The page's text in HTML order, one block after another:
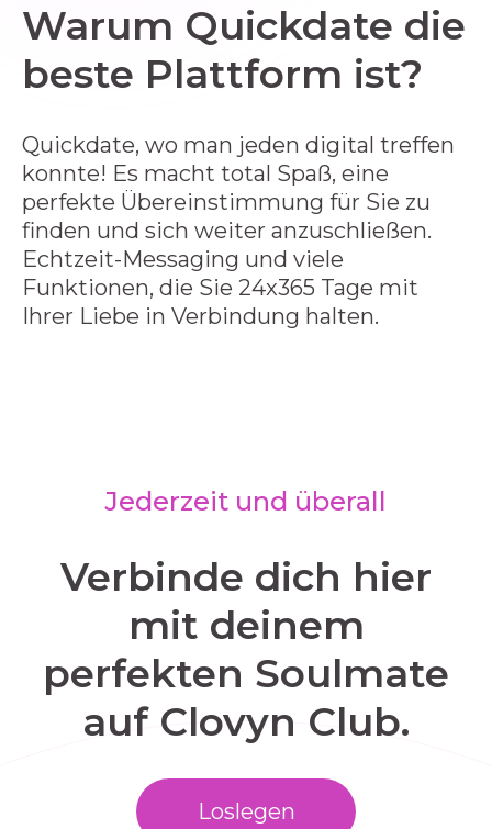
Warum Quickdate die
beste Plattform ist?
Quickdate, wo man jeden digital treffen
konnte! Es macht total Spaß, eine
perfekte Übereinstimmung für Sie zu
finden und sich weiter anzuschließen.
Echtzeit-Messaging und viele
Funktionen, die Sie 24x365 Tage mit
Ihrer Liebe in Verbindung halten.
Jederzeit und überall
Verbinde dich hier
mit deinem
perfekten Soulmate
auf Clovyn Club.
Loslegen